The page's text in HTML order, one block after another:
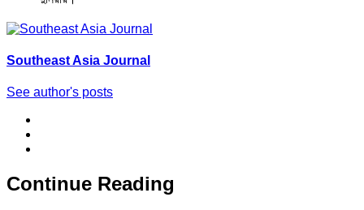
Southeast Asia Journal
See author's posts
Continue Reading